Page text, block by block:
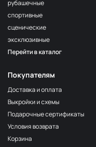
F254 Лагуна
4Св.Бирюзовый
F224/2
2Океанская
309/1 1Т.Серый
F206 Бл.Бирюза
F321/1 Океан
191/2
рубашечные
спортивные
сценические
эксклюзивные
Перейти в каталог
Покупателям
Доставка и оплата
Выкройки и схемы
Подарочные сертификаты
Условия возврата
Корзина